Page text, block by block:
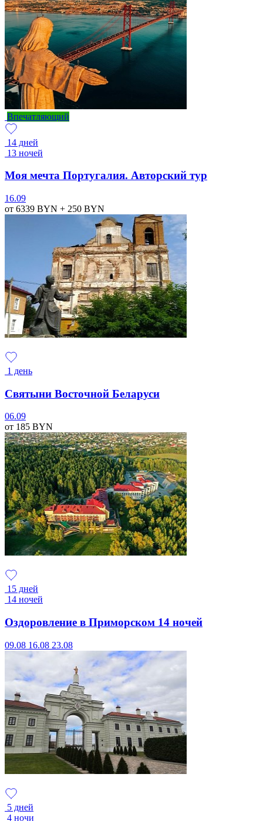
Впечатляющий
14 дней
13 ночей
Моя мечта Португалия. Авторский тур
16.09
от 6339 BYN + 250 BYN
1 день
Святыни Восточной Беларуси
06.09
от 185 BYN
15 дней
14 ночей
Оздоровление в Приморском 14 ночей
09.08 16.08 23.08
5 дней
4 ночи